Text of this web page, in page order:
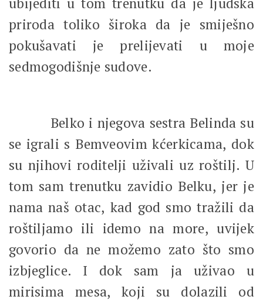
priroda toliko široka da je smiješno
pokušavati je prelijevati u moje
sedmogodišnje sudove.
Belko i njegova sestra Belinda su
se igrali s Bemveovim kćerkicama, dok
su njihovi roditelji uživali uz roštilj. U
tom sam trenutku zavidio Belku, jer je
nama naš otac, kad god smo tražili da
roštiljamo ili idemo na more, uvijek
govorio da ne možemo zato što smo
izbjeglice. I dok sam ja uživao u
mirisima mesa, koji su dolazili od